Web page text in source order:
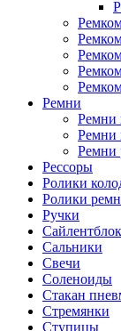
Ремни
Ремни
Ремни
Ремни
Рессоры
Ролики
Ролики
Ручки
Сальники
Свечи
Соленоиды
Стакан
Стремянки
Ступицы